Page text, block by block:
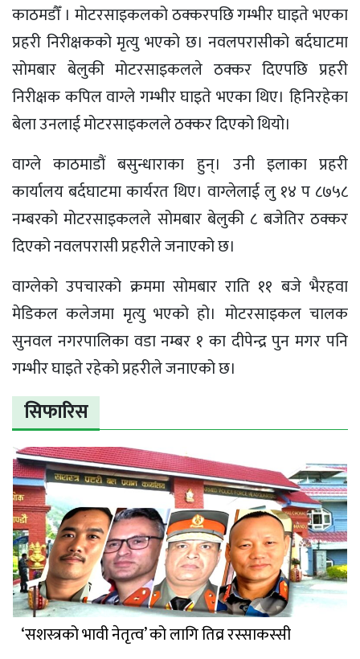
काठमडौँ । मोटरसाइकलको ठक्करपछि गम्भीर घाइते भएका
प्रहरी निरीक्षकको मृत्यु भएको छ। नवलपरासीको बर्दघाटमा
सोमबार बेलुकी मोटरसाइकलले ठक्कर दिएपछि प्रहरी
निरीक्षक कपिल वाग्ले गम्भीर घाइते भएका थिए। हिनिरहेका
बेला उनलाई मोटरसाइकलले ठक्कर दिएको थियो।
वाग्ले काठमाडौं बसुन्धाराका हुन्। उनी इलाका प्रहरी
कार्यालय बर्दघाटमा कार्यरत थिए। वाग्लेलाई लु १४ प ८७५८
नम्बरको मोटरसाइकलले सोमबार बेलुकी ८ बजेतिर ठक्कर
दिएको नवलपरासी प्रहरीले जनाएको छ।
वाग्लेको उपचारको क्रममा सोमबार राति ११ बजे भैरहवा
मेडिकल कलेजमा मृत्यु भएको हो। मोटरसाइकल चालक
सुनवल नगरपालिका वडा नम्बर १ का दीपेन्द्र पुन मगर पनि
गम्भीर घाइते रहेको प्रहरीले जनाएको छ।
सिफारिस
‘सशस्त्रको भावी नेतृत्व’ को लागि तिव्र रस्साकस्सी